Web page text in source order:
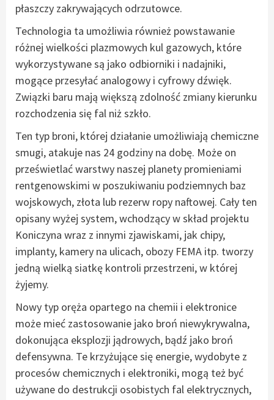
płaszczy zakrywających odrzutowce.
Technologia ta umożliwia również powstawanie
różnej wielkości plazmowych kul gazowych, które
wykorzystywane są jako odbiorniki i nadajniki,
mogące przesyłać analogowy i cyfrowy dźwięk.
Związki baru mają większą zdolność zmiany kierunku
rozchodzenia się fal niż szkło.
Ten typ broni, której działanie umożliwiają chemiczne
smugi, atakuje nas 24 godziny na dobę. Może on
prześwietlać warstwy naszej planety promieniami
rentgenowskimi w poszukiwaniu podziemnych baz
wojskowych, złota lub rezerw ropy naftowej. Cały ten
opisany wyżej system, wchodzący w skład projektu
Koniczyna wraz z innymi zjawiskami, jak chipy,
implanty, kamery na ulicach, obozy FEMA itp. tworzy
jedną wielką siatkę kontroli przestrzeni, w której
żyjemy.
Nowy typ oręża opartego na chemii i elektronice
może mieć zastosowanie jako broń niewykrywalna,
dokonująca eksplozji jądrowych, bądź jako broń
defensywna. Te krzyżujące się energie, wydobyte z
procesów chemicznych i elektroniki, mogą też być
używane do destrukcji osobistych fal elektrycznych,